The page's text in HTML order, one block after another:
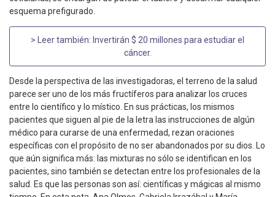
esquema prefigurado.
> Leer también: Invertirán $ 20 millones para estudiar el
cáncer.
Desde la perspectiva de las investigadoras, el terreno de la salud
parece ser uno de los más fructíferos para analizar los cruces
entre lo científico y lo místico. En sus prácticas, los mismos
pacientes que siguen al pie de la letra las instrucciones de algún
médico para curarse de una enfermedad, rezan oraciones
específicas con el propósito de no ser abandonados por su dios. Lo
que aún significa más: las mixturas no sólo se identifican en los
pacientes, sino también se detectan entre los profesionales de la
salud. Es que las personas son así: científicas y mágicas al mismo